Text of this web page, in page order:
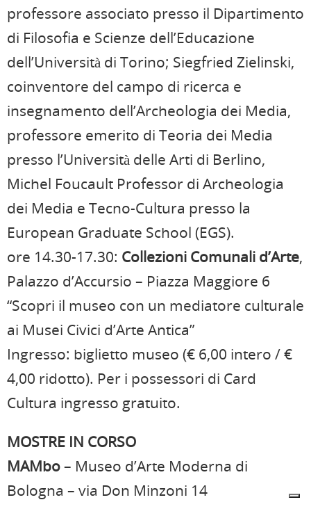
professore associato presso il Dipartimento
di Filosofia e Scienze dell’Educazione
dell’Università di Torino; Siegfried Zielinski,
coinventore del campo di ricerca e
insegnamento dell’Archeologia dei Media,
professore emerito di Teoria dei Media
presso l’Università delle Arti di Berlino,
Michel Foucault Professor di Archeologia
dei Media e Tecno-Cultura presso la
European Graduate School (EGS).
ore 14.30-17.30: Collezioni Comunali d’Arte,
Palazzo d’Accursio – Piazza Maggiore 6
“Scopri il museo con un mediatore culturale
ai Musei Civici d’Arte Antica”
Ingresso: biglietto museo (€ 6,00 intero / €
4,00 ridotto). Per i possessori di Card
Cultura ingresso gratuito.
MOSTRE IN CORSO
MAMbo– Museo d’Arte Moderna di
Bologna – via Don Minzoni 14